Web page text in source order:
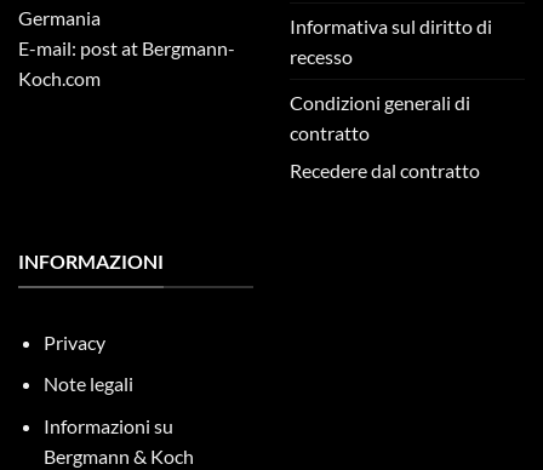
Germania
E-mail: post at Bergmann-
Koch.com
Informativa sul diritto di
recesso
Condizioni generali di
contratto
Recedere dal contratto
INFORMAZIONI
Privacy
Note legali
Informazioni su
Bergmann & Koch